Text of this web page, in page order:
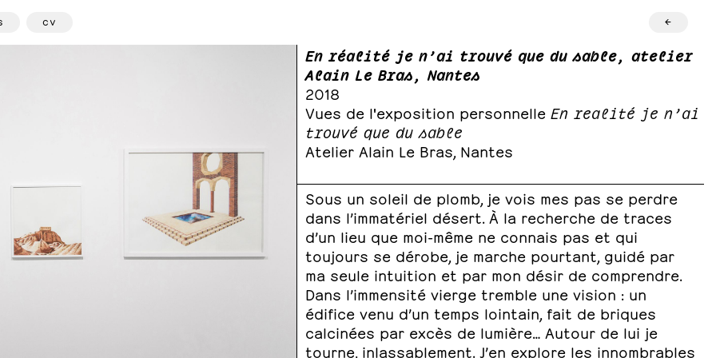
cv ←
En réalité je n’ai trouvé que du sable, atelier
Alain Le Bras, Nantes
2018
Vues de l'exposition personnelle En realité je n’ai
trouvé que du sable
Atelier Alain Le Bras, Nantes
Sous un soleil de plomb, je vois mes pas se perdre
dans l’immatériel désert. À la recherche de traces
d’un lieu que moi-même ne connais pas et qui
toujours se dérobe, je marche pourtant, guidé par
ma seule intuition et par mon désir de comprendre.
Dans l’immensité vierge tremble une vision : un
édifice venu d’un temps lointain, fait de briques
calcinées par excès de lumière… Autour de lui je
tourne, inlassablement. J’en explore les innombrables